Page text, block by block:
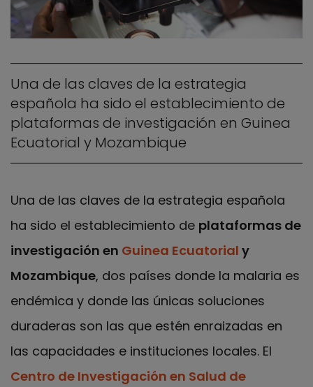
Una de las claves de la estrategia
española ha sido el establecimiento de
plataformas de investigación en Guinea
Ecuatorial y Mozambique
Una de las claves de la estrategia española
ha sido el establecimiento de plataformas de
investigación en Guinea Ecuatorial y
Mozambique, dos países donde la malaria es
endémica y donde las únicas soluciones
duraderas son las que estén enraizadas en
las capacidades e instituciones locales. El
Centro de Investigación en Salud de